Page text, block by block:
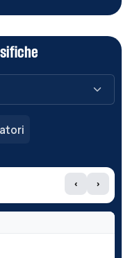
‹ ›